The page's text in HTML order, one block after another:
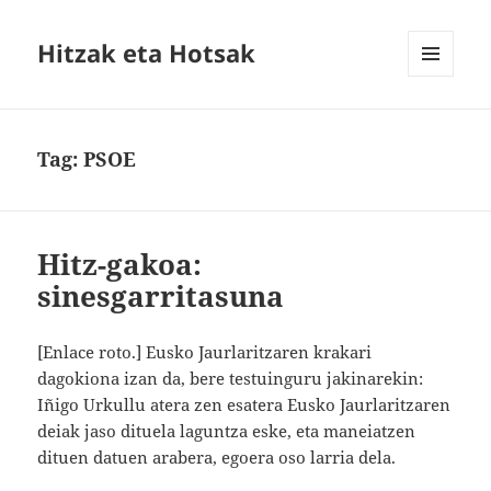
Hitzak eta Hotsak
Tag:PSOE
Hitz-gakoa:
sinesgarritasuna
[Enlace roto.] Eusko Jaurlaritzaren krakari
dagokiona izan da, bere testuinguru jakinarekin:
Iñigo Urkullu atera zen esatera Eusko Jaurlaritzaren
deiak jaso dituela laguntza eske, eta maneiatzen
dituen datuen arabera, egoera oso larria dela.